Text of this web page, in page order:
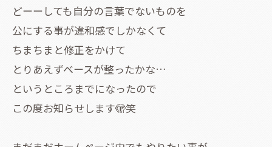
どーーしても自分の言葉でないものを
公にする事が違和感でしかなくて
ちまちまと修正をかけて
とりあえずベースが整ったかな…
というところまでになったので
この度お知らせします🫣笑